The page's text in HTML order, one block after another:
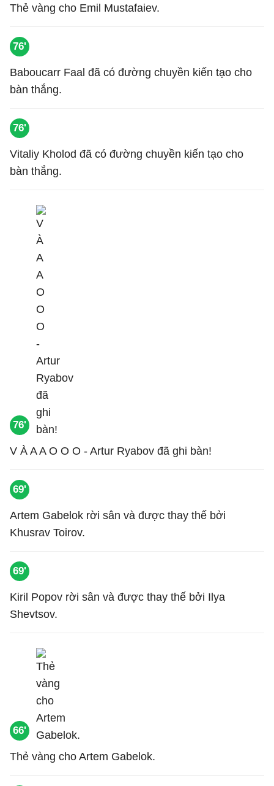
Thẻ vàng cho Emil Mustafaiev.
76'
Baboucarr Faal đã có đường chuyền kiến tạo cho
bàn thắng.
76'
Vitaliy Kholod đã có đường chuyền kiến tạo cho
bàn thắng.
76'
V À A A O O O - Artur Ryabov đã ghi bàn!
69'
Artem Gabelok rời sân và được thay thế bởi
Khusrav Toirov.
69'
Kiril Popov rời sân và được thay thế bởi Ilya
Shevtsov.
66'
Thẻ vàng cho Artem Gabelok.